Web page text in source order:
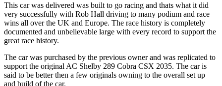
This car was delivered was built to go racing and thats what it did
very successfully with Rob Hall driving to many podium and race
wins all over the UK and Europe. The race history is completely
documented and unbelievable large with every record to support the
great race history.
The car was purchased by the previous owner and was replicated to
support the original AC Shelby 289 Cobra CSX 2035. The car is
said to be better then a few originals owning to the overall set up
and build of the car.